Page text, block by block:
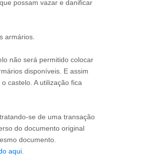
possam vazar e danificar
armários.
não será permitido colocar
disponíveis. E assim
castelo. A utilização fica
se de uma transação
do documento original
documento.
aqui